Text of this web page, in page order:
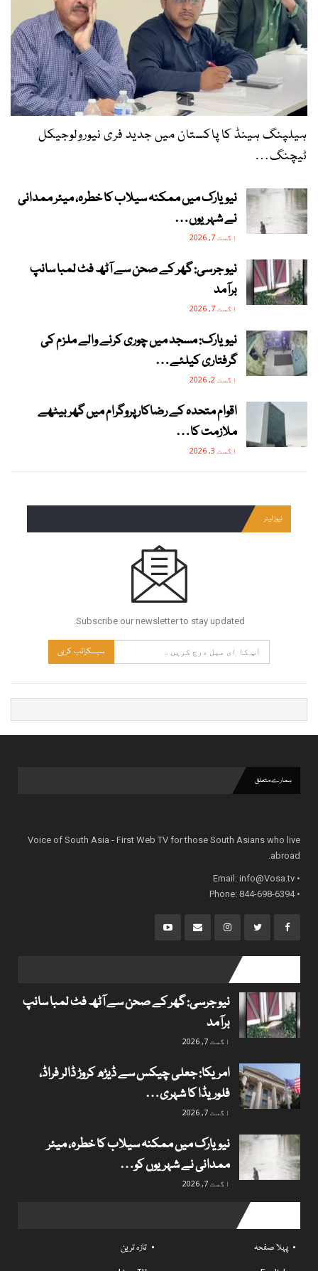
ہیلپنگ ہینڈ کا پاکستان میں جدید فری نیورولوجیکل
ٹیچنگ…
نیویارک میں ممکنہ سیلاب کا خطرہ، میئر ممدانی
نے شہریوں…
اگست 7, 2026
نیو جرسی: گھر کے صحن سے آٹھ فٹ لمبا سانپ
برآمد
اگست 7, 2026
نیویارک: مسجد میں چوری کرنے والے ملزم کی
گرفتاری کیلئے…
اگست 2, 2026
اقوام متحدہ کے رضاکار پروگرام میں گھر بیٹھے
ملازمت کا…
اگست 3, 2026
نیوز لیٹر
Subscribe our newsletter to stay updated.
سبسکرائب کریں
ہمارے متعلق
Voice of South Asia - First Web TV for those South Asians who live
abroad.
• Email:
info@Vosa.tv
• Phone: 844-698-6394
نیو جرسی: گھر کے صحن سے آٹھ فٹ لمبا سانپ
برآمد
اگست 7, 2026
امریکا: جعلی چیکس سے ڈیڑھ کروڑ ڈالر فراڈ،
فلوریڈا کا شہری…
اگست 7, 2026
نیویارک میں ممکنہ سیلاب کا خطرہ، میئر
ممدانی نے شہریوں کو…
اگست 7, 2026
پہلا صفحہ
تازہ ترین